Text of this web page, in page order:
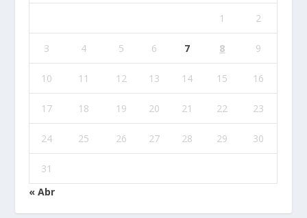
1 2
3 4 5 6 7 8 9
10 11 12 13 14 15 16
17 18 19 20 21 22 23
24 25 26 27 28 29 30
31
« Abr